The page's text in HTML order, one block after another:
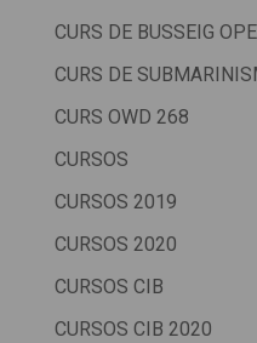
CURS DE BUSSEIG
CURS DE
CURS OWD 268
CURSOS
CURSOS 2019
CURSOS 2020
CURSOS CIB
CURSOS CIB 2020